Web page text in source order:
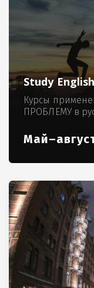
Study
Курсы
ПРОБЛЕМУ в